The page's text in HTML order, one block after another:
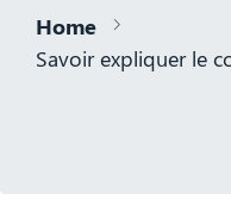
Home
Savoir expliquer le